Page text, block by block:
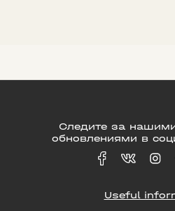
Следите за
обновлениями в
Useful